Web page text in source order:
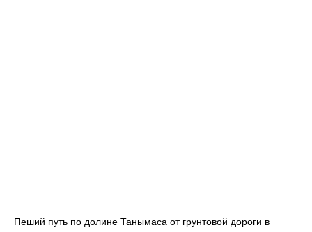
Пеший путь по долине Танымаса от грунтовой дороги в